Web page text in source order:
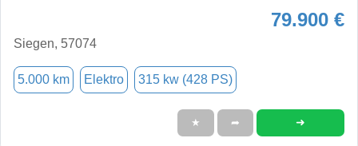
79.900 €
Siegen, 57074
5.000 km Elektro 315 kw (428 PS)
★ ➦ ➜